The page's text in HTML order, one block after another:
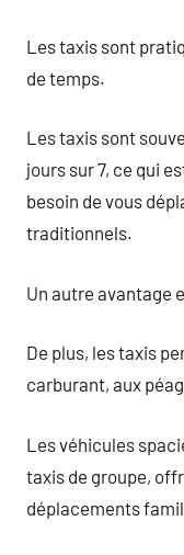
Les taxis sont
de temps.
Les taxis sont
jours sur 7, ce qui
besoin de vous
traditionnels.
Un autre avantage
De plus, les taxis
carburant, aux
Les véhicules
taxis de groupe,
déplacements